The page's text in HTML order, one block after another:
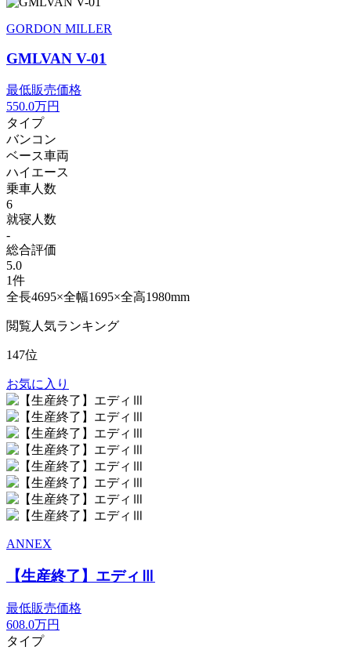
GORDON MILLER
GMLVAN V-01
最低販売価格
550.0万円
タイプ
バンコン
ベース車両
ハイエース
乗車人数
6
就寝人数
-
総合評価
5.0
1件
全長4695×全幅1695×全高1980mm
閲覧人気ランキング
147位
お気に入り
ANNEX
【生産終了】エディⅢ
最低販売価格
608.0万円
タイプ